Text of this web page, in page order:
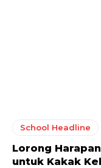
School Headline
Lorong
untuk Kakak